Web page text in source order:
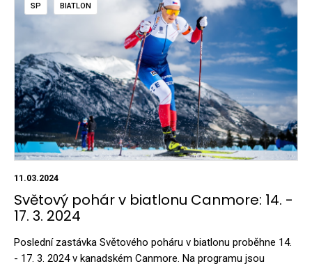
SP BIATLON
11.03.2024
Světový pohár v biatlonu Canmore: 14. -
17. 3. 2024
Poslední zastávka Světového poháru v biatlonu proběhne 14.
- 17. 3. 2024 v kanadském Canmore. Na programu jsou